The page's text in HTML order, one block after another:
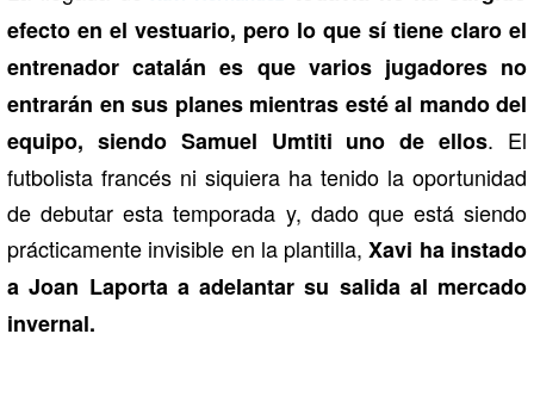
efecto en el vestuario, pero lo que sí tiene claro el
entrenador catalán es que varios jugadores no
entrarán en sus planes mientras esté al mando del
equipo, siendo Samuel Umtiti uno de ellos. El
futbolista francés ni siquiera ha tenido la oportunidad
de debutar esta temporada y, dado que está siendo
prácticamente invisible en la plantilla,Xavi ha instado
a Joan Laporta a adelantar su salida al mercado
invernal.